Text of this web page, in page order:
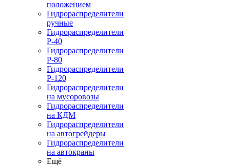
положением
Гидрораспределители
ручные
Гидрораспределители
Р-40
Гидрораспределители
Р-80
Гидрораспределители
Р-120
Гидрораспределители
на мусоровозы
Гидрораспределители
на КДМ
Гидрораспределители
на автогрейдеры
Гидрораспределители
на автокраны
Ещё